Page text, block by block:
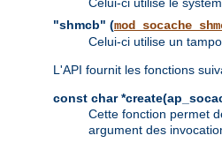
"shmcb" (
Celui-ci utilise un
L'API fournit les fonctions
const char
Cette fonction permet
argument des